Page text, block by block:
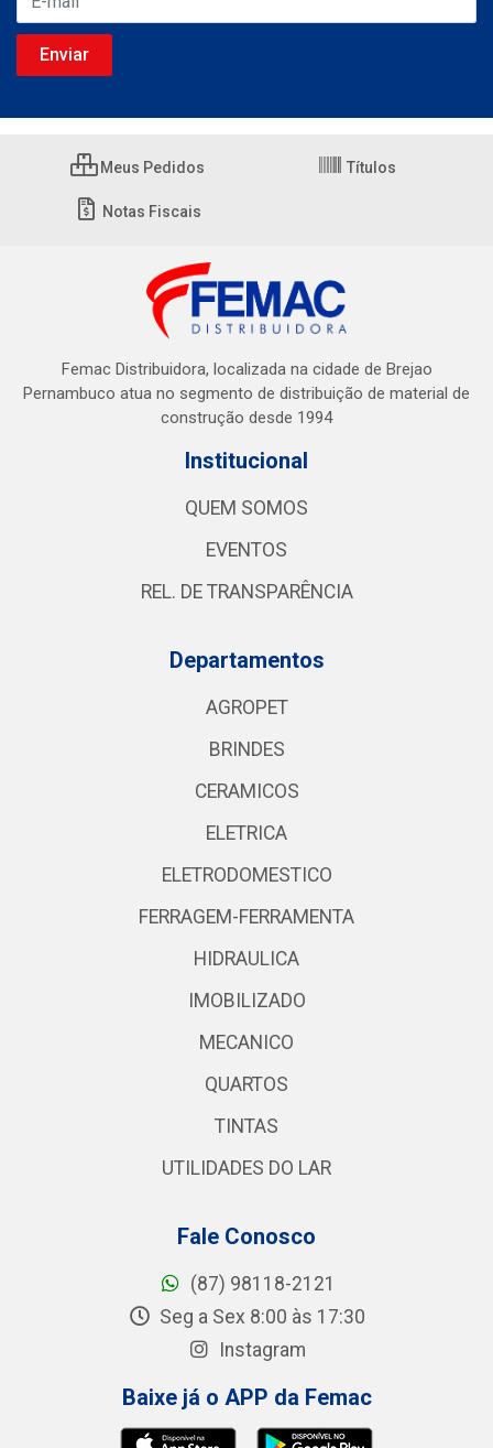
Meus Pedidos Títulos
Notas Fiscais
Femac Distribuidora, localizada na cidade de Brejao
Pernambuco atua no segmento de distribuição de material de
construção desde 1994
Institucional
QUEM SOMOS
EVENTOS
REL. DE TRANSPARÊNCIA
Departamentos
AGROPET
BRINDES
CERAMICOS
ELETRICA
ELETRODOMESTICO
FERRAGEM-FERRAMENTA
HIDRAULICA
IMOBILIZADO
MECANICO
QUARTOS
TINTAS
UTILIDADES DO LAR
Fale Conosco
(87) 98118-2121
Seg a Sex 8:00 às 17:30
Instagram
Baixe já o APP da Femac